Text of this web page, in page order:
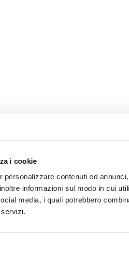
i cookie
personalizzare contenuti ed
informazioni sul modo in cui
media, i quali potrebbero